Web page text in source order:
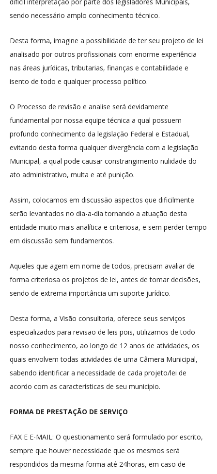
sendo necessário amplo conhecimento técnico.
Desta forma, imagine a possibilidade de ter seu projeto de lei
analisado por outros profissionais com enorme experiência
nas áreas jurídicas, tributarias, finanças e contabilidade e
isento de todo e qualquer processo político.
O Processo de revisão e analise será devidamente
fundamental por nossa equipe técnica a qual possuem
profundo conhecimento da legislação Federal e Estadual,
evitando desta forma qualquer divergência com a legislação
Municipal, a qual pode causar constrangimento nulidade do
ato administrativo, multa e até punição.
Assim, colocamos em discussão aspectos que dificilmente
serão levantados no dia-a-dia tornando a atuação desta
entidade muito mais analítica e criteriosa, e sem perder tempo
em discussão sem fundamentos.
Aqueles que agem em nome de todos, precisam avaliar de
forma criteriosa os projetos de lei, antes de tomar decisões,
sendo de extrema importância um suporte jurídico.
Desta forma, a Visão consultoria, oferece seus serviços
especializados para revisão de leis pois, utilizamos de todo
nosso conhecimento, ao longo de 12 anos de atividades, os
quais envolvem todas atividades de uma Câmera Municipal,
sabendo identificar a necessidade de cada projeto/lei de
acordo com as características de seu município.
FORMA DE PRESTAÇÃO DE SERVIÇO
FAX E E-MAIL: O questionamento será formulado por escrito,
sempre que houver necessidade que os mesmos será
respondidos da mesma forma até 24horas, em caso de